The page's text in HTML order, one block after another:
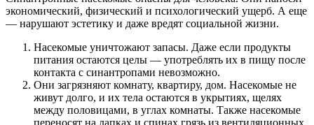
экономический, физический и психологический ущерб. А еще
— нарушают эстетику и даже вредят социальной жизни.
Насекомые уничтожают запасы. Даже если продукты
питания остаются целы — употреблять их в пищу после
контакта с синантропами невозможно.
Они загрязняют комнату, квартиру, дом. Насекомые не
живут долго, и их тела остаются в укрытиях, щелях
между половицами, в углах комнаты. Также насекомые
переносят на лапках и спинах грязь из вентиляционных